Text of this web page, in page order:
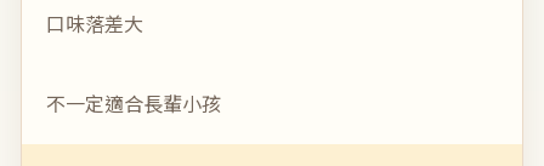
口味落差大
不一定適合長輩小孩